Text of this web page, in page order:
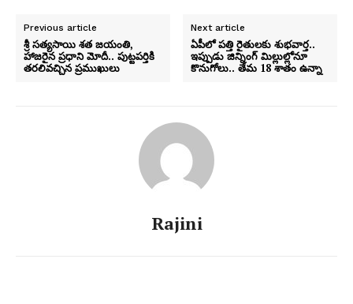
Previous article
శ్రీ సత్యసాయి శత జయంతి,
హాజరైన ప్రధాని మోదీ.. పుట్టపర్తికి
తరలివచ్చిన ప్రముఖులు
Next article
ఏపీలో పత్తి రైతులకు శుభవార్త..
ఇప్పుడు జిన్నింగ్‌ మిల్లుల్లోనూ
కొనుగోలు.. తేమ 18 శాతం ఉన్నా
Rajini